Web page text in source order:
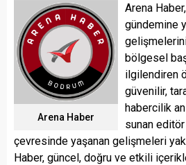
Arena Haber
Arena
gündemine
bölgesel
ilgilendiren
güvenilir,
habercilik
sunan editör
çevresinde yaşanan gelişmeleri
Haber, güncel, doğru ve etkili